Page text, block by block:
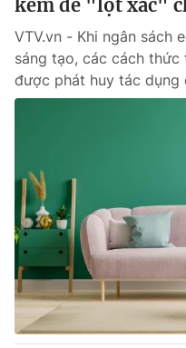
Hậu trường
Nhân vật
Giải trí
Điện ảnh
Đời sống
Chất lượng cuộc sống
Tuyển sinh
Học trực tuyến
Công nghệ
Hitech Công nghệ tương
Sản phẩm
Thị trường
Tư vấn
Giao lưu trực tuyến
Lịch phát sóng
kém để "lột xác"
VTV.vn - Khi ngân sách
sáng tạo, các cách
được phát huy tác dụng